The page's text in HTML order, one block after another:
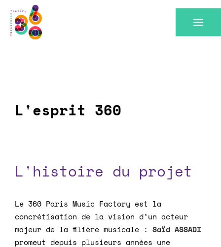
L'esprit 360
L'histoire du projet
Le 360 Paris Music Factory est la
concrétisation de la vision d’un acteur
majeur de la filière musicale : Saïd ASSADI
promeut depuis plusieurs années une